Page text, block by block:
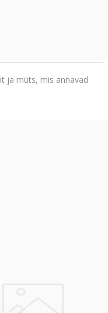
ja müts, mis annavad